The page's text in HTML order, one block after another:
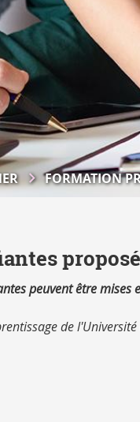
FORMATION
peuvent être mises
de